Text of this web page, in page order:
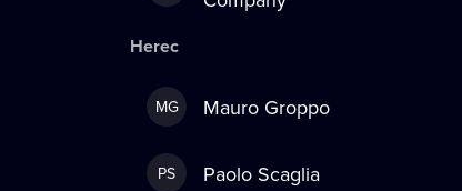
Herec
MG Mauro Groppo
PS Paolo Scaglia